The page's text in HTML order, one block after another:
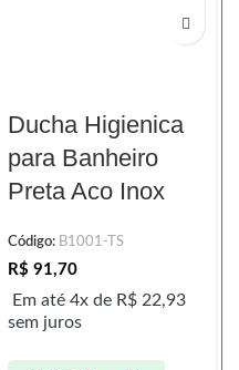
Ducha Higienica
para Banheiro
Preta Aco Inox
Código: B1001-TS
R$ 91,70
Em até 4x de R$ 22,93
sem juros